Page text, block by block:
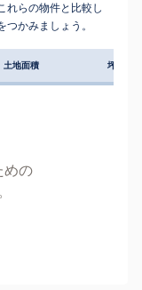
れらの物件と比較し
かみましょう。
土地面積 坪単価
めの